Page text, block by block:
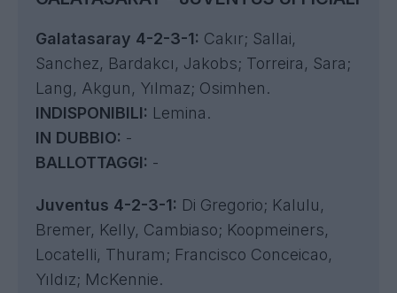
Galatasaray 4-2-3-1: Cakır; Sallai,
Sanchez, Bardakcı, Jakobs; Torreira, Sara;
Lang, Akgun, Yılmaz; Osimhen.
INDISPONIBILI: Lemina.
IN DUBBIO: -
BALLOTTAGGI: -
Juventus 4-2-3-1: Di Gregorio; Kalulu,
Bremer, Kelly, Cambiaso; Koopmeiners,
Locatelli, Thuram; Francisco Conceicao,
Yıldız; McKennie.